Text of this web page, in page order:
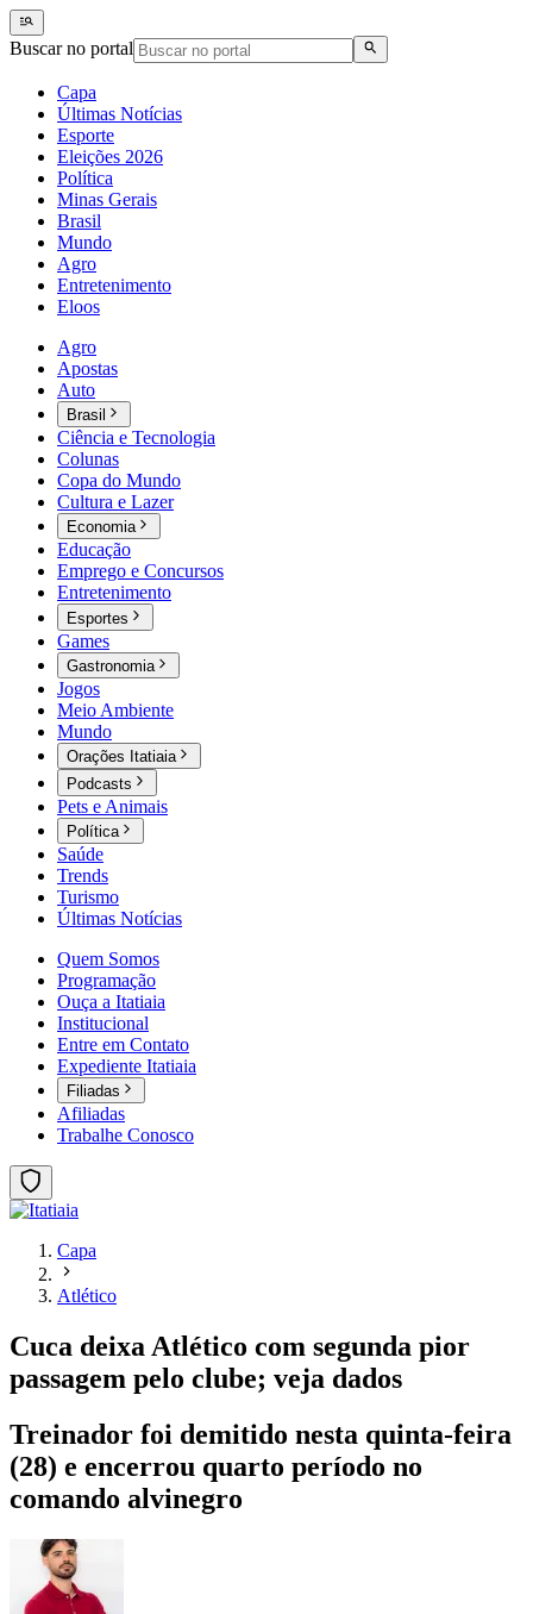
Buscar no portal
Capa
Últimas Notícias
Esporte
Eleições 2026
Política
Minas Gerais
Brasil
Mundo
Agro
Entretenimento
Eloos
Agro
Apostas
Auto
Brasil
Ciência e Tecnologia
Colunas
Copa do Mundo
Cultura e Lazer
Economia
Educação
Emprego e Concursos
Entretenimento
Esportes
Games
Gastronomia
Jogos
Meio Ambiente
Mundo
Orações Itatiaia
Podcasts
Pets e Animais
Política
Saúde
Trends
Turismo
Últimas Notícias
Quem Somos
Programação
Ouça a Itatiaia
Institucional
Entre em Contato
Expediente Itatiaia
Filiadas
Afiliadas
Trabalhe Conosco
Capa
Atlético
Cuca deixa Atlético com segunda pior
passagem pelo clube; veja dados
Treinador foi demitido nesta quinta-feira
(28) e encerrou quarto período no
comando alvinegro